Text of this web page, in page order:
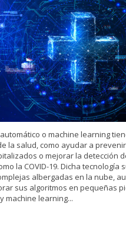
o machine learning
la salud, como ayudar a
o mejorar la detección
la COVID-19. Dicha tecnología
albergadas en la nube,
sus algoritmos en pequeñas
machine learning...